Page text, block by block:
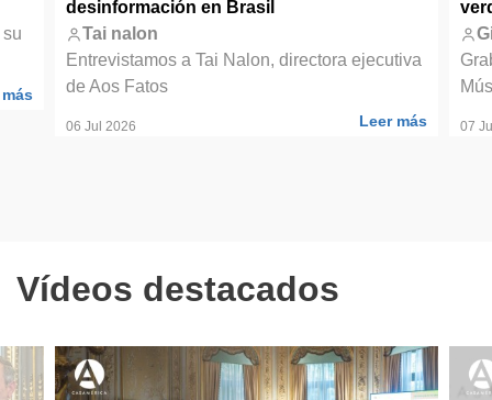
desinformación en Brasil
Tai nalon
Entrevistamos a Tai Nalon, directora ejecutiva
de Aos Fatos
06 Jul 2026 Leer más 07
Vídeos destacados